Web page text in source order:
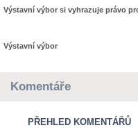
Výstavní výbor si vyhrazuje právo
Výstavní výbor
Komentáře
PŘEHLED KOMENTÁŘŮ